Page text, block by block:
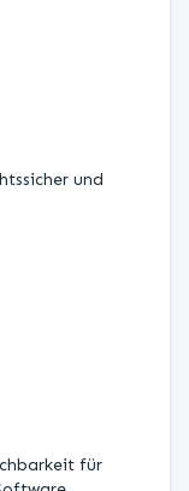
und
für